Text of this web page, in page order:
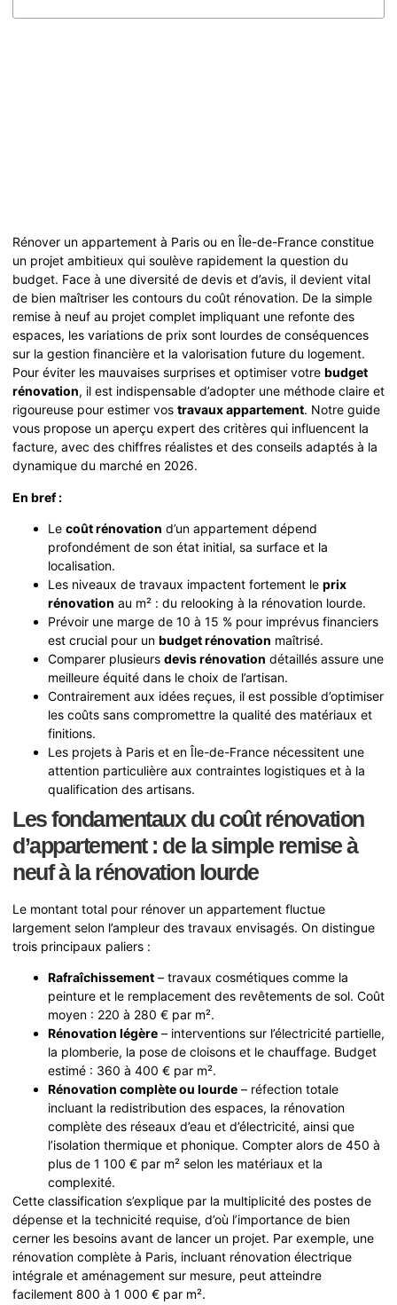
Rénover un appartement à Paris ou en Île-de-France constitue
un projet ambitieux qui soulève rapidement la question du
budget. Face à une diversité de devis et d’avis, il devient vital
de bien maîtriser les contours du coût rénovation. De la simple
remise à neuf au projet complet impliquant une refonte des
espaces, les variations de prix sont lourdes de conséquences
sur la gestion financière et la valorisation future du logement.
Pour éviter les mauvaises surprises et optimiser votre budget
rénovation, il est indispensable d’adopter une méthode claire et
rigoureuse pour estimer vos travaux appartement. Notre guide
vous propose un aperçu expert des critères qui influencent la
facture, avec des chiffres réalistes et des conseils adaptés à la
dynamique du marché en 2026.
En bref :
Le coût rénovation d’un appartement dépend
profondément de son état initial, sa surface et la
localisation.
Les niveaux de travaux impactent fortement le prix
rénovation au m² : du relooking à la rénovation lourde.
Prévoir une marge de 10 à 15 % pour imprévus financiers
est crucial pour un budget rénovation maîtrisé.
Comparer plusieurs devis rénovation détaillés assure une
meilleure équité dans le choix de l’artisan.
Contrairement aux idées reçues, il est possible d’optimiser
les coûts sans compromettre la qualité des matériaux et
finitions.
Les projets à Paris et en Île-de-France nécessitent une
attention particulière aux contraintes logistiques et à la
qualification des artisans.
Les fondamentaux du coût rénovation
d’appartement : de la simple remise à
neuf à la rénovation lourde
Le montant total pour rénover un appartement fluctue
largement selon l’ampleur des travaux envisagés. On distingue
trois principaux paliers :
Rafraîchissement – travaux cosmétiques comme la
peinture et le remplacement des revêtements de sol. Coût
moyen : 220 à 280 € par m².
Rénovation légère – interventions sur l’électricité partielle,
la plomberie, la pose de cloisons et le chauffage. Budget
estimé : 360 à 400 € par m².
Rénovation complète ou lourde – réfection totale
incluant la redistribution des espaces, la rénovation
complète des réseaux d’eau et d’électricité, ainsi que
l’isolation thermique et phonique. Compter alors de 450 à
plus de 1 100 € par m² selon les matériaux et la
complexité.
Cette classification s’explique par la multiplicité des postes de
dépense et la technicité requise, d’où l’importance de bien
cerner les besoins avant de lancer un projet. Par exemple, une
rénovation complète à Paris, incluant rénovation électrique
intégrale et aménagement sur mesure, peut atteindre
facilement 800 à 1 000 € par m².